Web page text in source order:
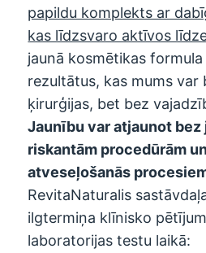
papildu komplekts ar
kas līdzsvaro aktīvos
jaunā kosmētikas formula
rezultātus, kas mums var
ķirurģijas, bet bez
Jaunību var atjaunot bez
riskantām procedūrām
atveseļošanās
RevitaNaturalis
ilgtermiņa klīnisko
laboratorijas testu laikā: